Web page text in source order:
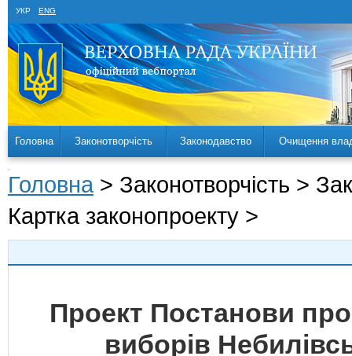
УКР ENG
Головна Законотворчість Законодавство Очищення
Головна > Законотворчість >
Картка законопроекту >
Проект Постанови
виборів